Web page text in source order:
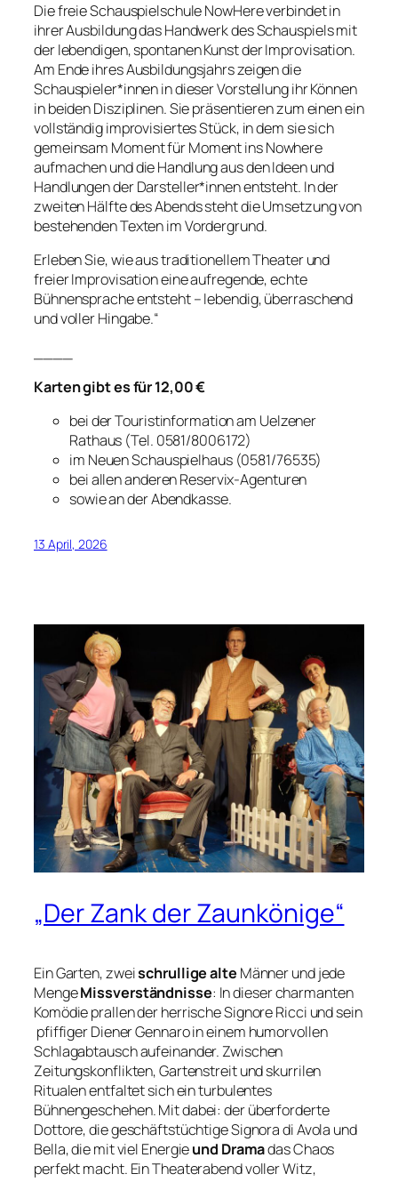
Die freie Schauspielschule NowHere verbindet in
ihrer Ausbildung das Handwerk des Schauspiels mit
der lebendigen, spontanen Kunst der Improvisation.
Am Ende ihres Ausbildungsjahrs zeigen die
Schauspieler*innen in dieser Vorstellung ihr Können
in beiden Disziplinen. Sie präsentieren zum einen ein
vollständig improvisiertes Stück, in dem sie sich
gemeinsam Moment für Moment ins Nowhere
aufmachen und die Handlung aus den Ideen und
Handlungen der Darsteller*innen entsteht. In der
zweiten Hälfte des Abends steht die Umsetzung von
bestehenden Texten im Vordergrund.
Erleben Sie, wie aus traditionellem Theater und
freier Improvisation eine aufregende, echte
Bühnensprache entsteht – lebendig, überraschend
und voller Hingabe.“
Karten gibt es für 12,00 €
bei der Touristinformation am Uelzener
Rathaus (Tel. 0581/8006172)
im Neuen Schauspielhaus (0581/76535)
bei allen anderen Reservix-Agenturen
sowie an der Abendkasse.
13 April, 2026
„Der Zank der Zaunkönige“
Ein Garten, zweischrullige alte Männer und jede
MengeMissverständnisse: In dieser charmanten
Komödie prallen der herrische Signore Ricci und sein
pfiffigerDiener Gennaro in einem humorvollen
Schlagabtausch aufeinander. Zwischen
Zeitungskonflikten, Gartenstreit und skurrilen
Ritualen entfaltet sich ein turbulentes
Bühnengeschehen. Mit dabei: der überforderte
Dottore, die geschäftstüchtige Signora di Avola und
Bella, die mit viel Energieund Dramadas Chaos
perfekt macht. Ein Theaterabend voller Witz,